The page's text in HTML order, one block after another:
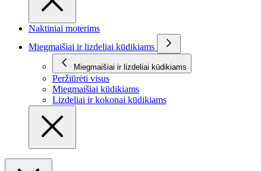
Naktiniai moterims
Miegmaišiai ir lizdeliai kūdikiams
Miegmaišiai ir lizdeliai kūdikiams
Peržiūrėti visus
Miegmaišiai kūdikiams
Lizdeliai ir kokonai kūdikiams